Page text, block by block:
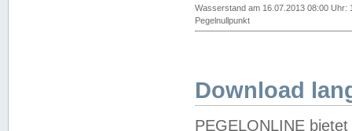
Wasserstand am 16.07.2013 08:00 Uhr:
Pegelnullpunkt
Download
PEGELONLINE